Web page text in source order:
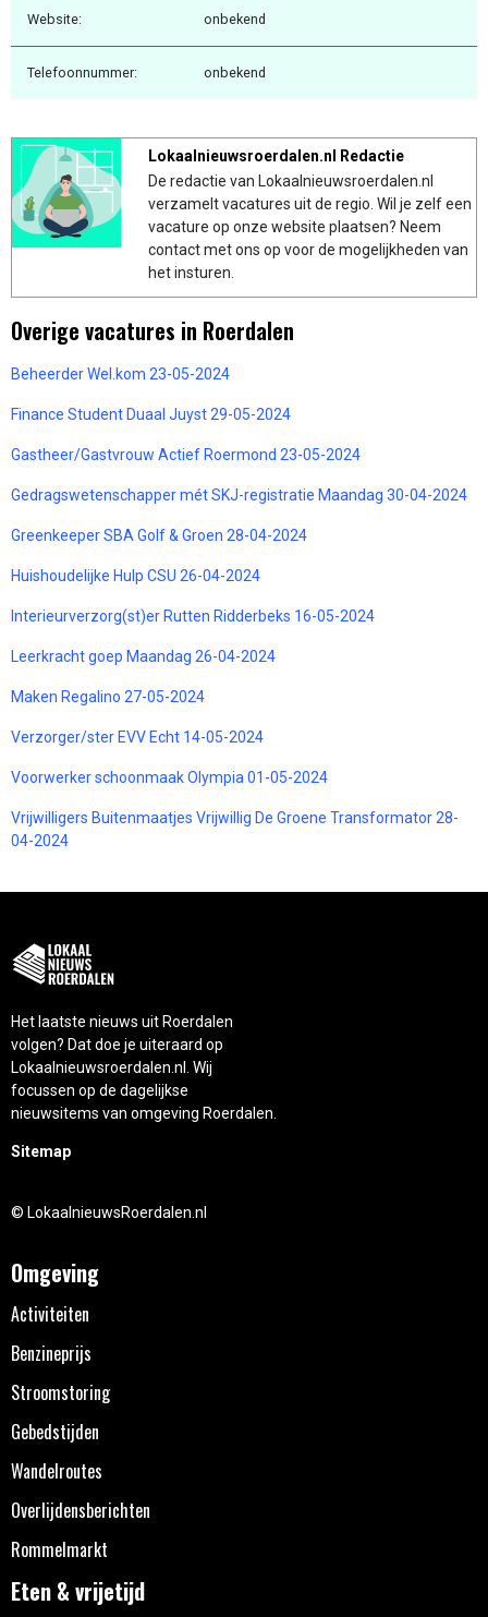
Website: onbekend
Telefoonnummer: onbekend
Lokaalnieuwsroerdalen.nl Redactie
De redactie van Lokaalnieuwsroerdalen.nl
verzamelt vacatures uit de regio. Wil je zelf een
vacature op onze website plaatsen? Neem
contact met ons op voor de mogelijkheden van
het insturen.
Overige vacatures in Roerdalen
Beheerder Wel.kom 23-05-2024
Finance Student Duaal Juyst 29-05-2024
Gastheer/Gastvrouw Actief Roermond 23-05-2024
Gedragswetenschapper mét SKJ-registratie Maandag 30-04-2024
Greenkeeper SBA Golf & Groen 28-04-2024
Huishoudelijke Hulp CSU 26-04-2024
Interieurverzorg(st)er Rutten Ridderbeks 16-05-2024
Leerkracht goep Maandag 26-04-2024
Maken Regalino 27-05-2024
Verzorger/ster EVV Echt 14-05-2024
Voorwerker schoonmaak Olympia 01-05-2024
Vrijwilligers Buitenmaatjes Vrijwillig De Groene Transformator 28-
04-2024
Het laatste nieuws uit Roerdalen
volgen? Dat doe je uiteraard op
Lokaalnieuwsroerdalen.nl. Wij
focussen op de dagelijkse
nieuwsitems van omgeving Roerdalen.
Sitemap
© LokaalnieuwsRoerdalen.nl
Omgeving
Activiteiten
Benzineprijs
Stroomstoring
Gebedstijden
Wandelroutes
Overlijdensberichten
Rommelmarkt
Eten & vrijetijd